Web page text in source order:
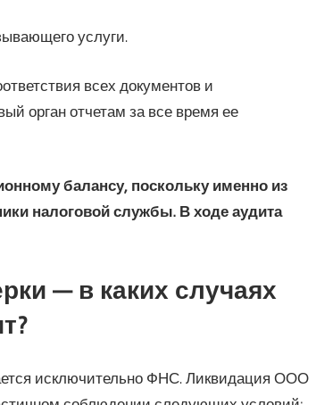
услуги.
всех документов и
орган отчетам за все время ее
балансу, поскольку именно из
налоговой службы. В ходе аудита
— в каких случаях
исключительно ФНС. Ликвидация ООО